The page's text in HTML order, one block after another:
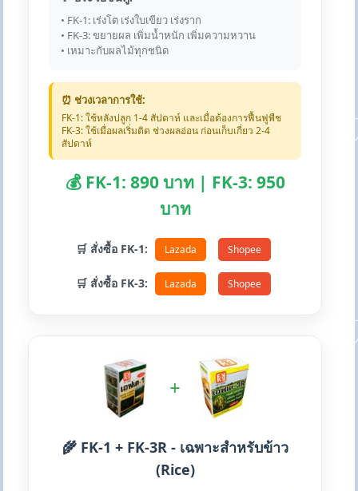
• FK-1: เร่งโต เร่งใบเขียว เร่งราก
• FK-3: ขยายผล เพิ่มน้ำหนัก เพิ่มความหวาน
• เหมาะกับผลไม้ทุกชนิด
⏰ ช่วงเวลาการใช้:
FK-1: ใช้หลังปลูก 1-4 สัปดาห์ และเมื่อต้องการฟื้นฟูพืช
FK-3: ใช้เมื่อผลเริ่มติด ช่วงผลอ่อน ก่อนเก็บเกี่ยว 2-4
สัปดาห์
💰 FK-1: 890 บาท | FK-3: 950
บาท
🛒 สั่งซื้อ FK-1: Lazada Shopee
🛒 สั่งซื้อ FK-3: Lazada Shopee
+
🌾 FK-1 + FK-3R - เฉพาะสำหรับข้าว
(Rice)